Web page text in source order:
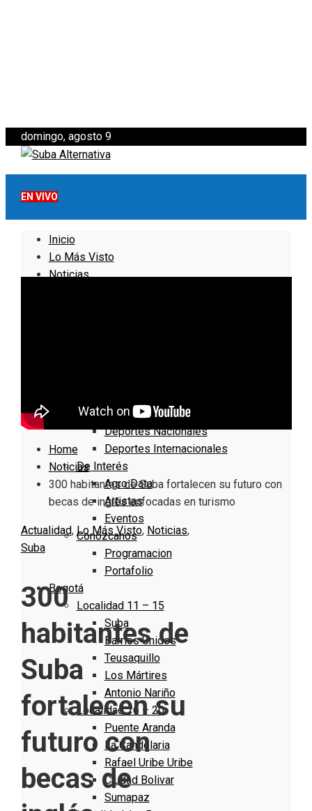
domingo, agosto 9
EN VIVO
Inicio
Lo Más Visto
Noticias
Deportes Locales
Deportes Nacionales
Deportes Internacionales
De Interés
Agro Data
Artistas
Eventos
Conózcanos
Programacion
Portafolio
Bogotá
Localidad 11 – 15
Suba
Barrios Unidos
Teusaquillo
Los Mártires
Antonio Nariño
Localidad 16 – 20
Puente Aranda
La Candelaria
Rafael Uribe Uribe
Ciudad Bolivar
Sumapaz
Home
Noticias
300 habitantes de Suba fortalecen su futuro con
becas de inglés enfocadas en turismo
Actualidad, Lo Más Visto, Noticias,
Suba
300
habitantes de
Suba
fortalecen su
futuro con
becas de